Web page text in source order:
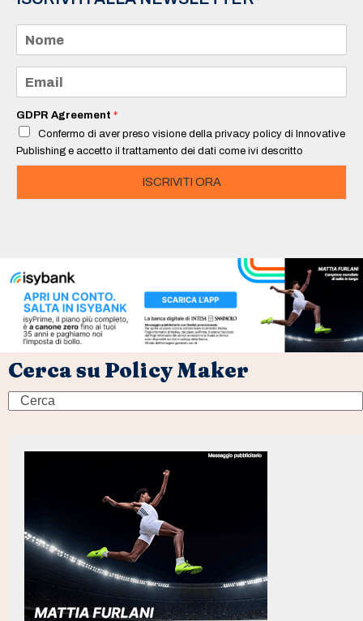
m
e
a
i
*
GDPR Agreement *
Confermo di aver preso visione della privacy policy di Innovative
Publishing e accetto il trattamento dei dati come ivi descritto
ISCRIVITI ORA
Cerca su Policy Maker
Search